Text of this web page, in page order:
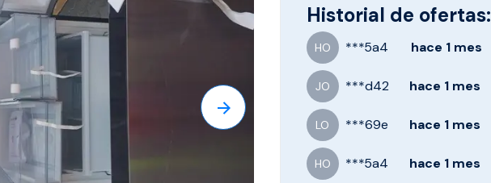
Historial de ofertas:
HO ***5a4 hace 1 mes
JO ***d42 hace 1 mes
LO ***69e hace 1 mes
HO ***5a4 hace 1 mes